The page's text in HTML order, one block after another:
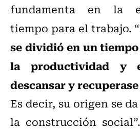
fundamenta en la
tiempo para el trabajo. “
se dividió en un
la productividad y
descansar y
Es decir, su origen se
la construcción